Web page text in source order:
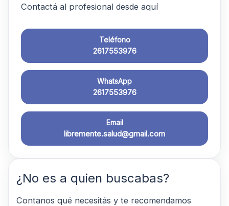
Contactá al profesional desde aquí
Teléfono
2617553976
WhatsApp
2617553976
Email
libremente.salud@gmail.com
¿No es a quien buscabas?
Contanos qué necesitás y te recomendamos